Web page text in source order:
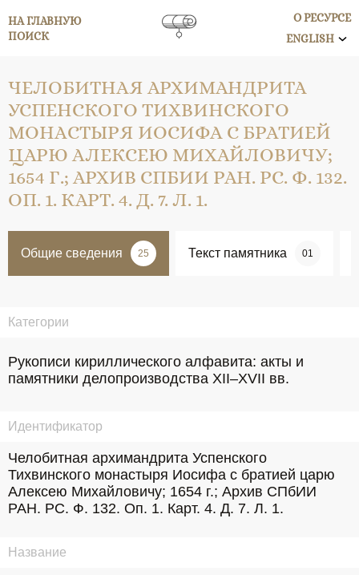
НА ГЛАВНУЮ
ПОИСК
О РЕСУРСЕ
ENGLISH
ЧЕЛОБИТНАЯ АРХИМАНДРИТА
УСПЕНСКОГО ТИХВИНСКОГО
МОНАСТЫРЯ ИОСИФА С БРАТИЕЙ
ЦАРЮ АЛЕКСЕЮ МИХАЙЛОВИЧУ;
1654 Г.; АРХИВ СПБИИ РАН. РС. Ф. 132.
ОП. 1. КАРТ. 4. Д. 7. Л. 1.
Общие сведения 25 Текст памятника 01
Категории
Рукописи кириллического алфавита: акты и
памятники делопроизводства XII–XVII вв.
Идентификатор
Челобитная архимандрита Успенского
Тихвинского монастыря Иосифа с братией царю
Алексею Михайловичу; 1654 г.; Архив СПбИИ
РАН. РС. Ф. 132. Оп. 1. Карт. 4. Д. 7. Л. 1.
Название